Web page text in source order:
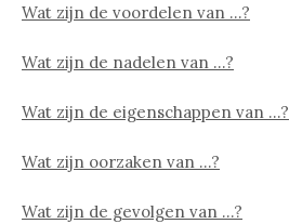
Wat zijn de voordelen van …?
Wat zijn de nadelen van …?
Wat zijn de eigenschappen van …?
Wat zijn oorzaken van …?
Wat zijn de gevolgen van …?